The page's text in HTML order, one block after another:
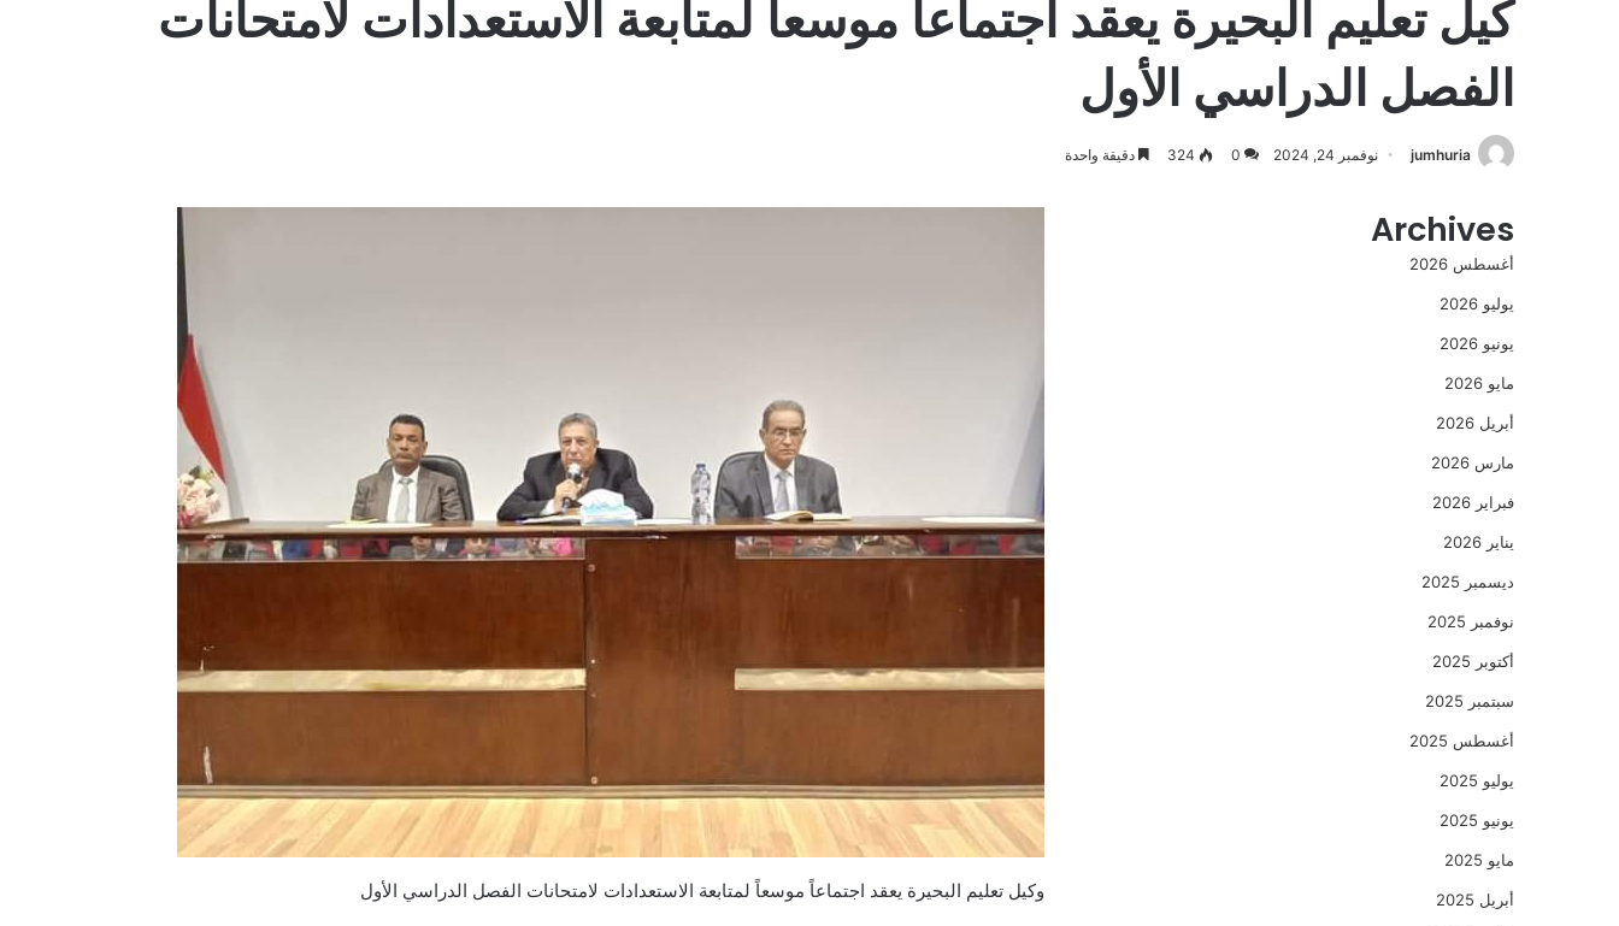
كيل تعليم البحيرة يعقد اجتماعاً موسعاً لمتابعة الاستعدادات لامتحانات
الفصل الدراسي الأول
jumhuria نوفمبر 24, 2024 0
324 دقيقة واحدة
وكيل تعليم البحيرة يعقد اجتماعاً موسعاً لمتابعة الاستعدادات لامتحانات الفصل الدراسي الأول
Archives
أغسطس 2026
يوليو 2026
يونيو 2026
مايو 2026
أبريل 2026
مارس 2026
فبراير 2026
يناير 2026
ديسمبر 2025
نوفمبر 2025
أكتوبر 2025
سبتمبر 2025
أغسطس 2025
يوليو 2025
يونيو 2025
مايو 2025
أبريل 2025